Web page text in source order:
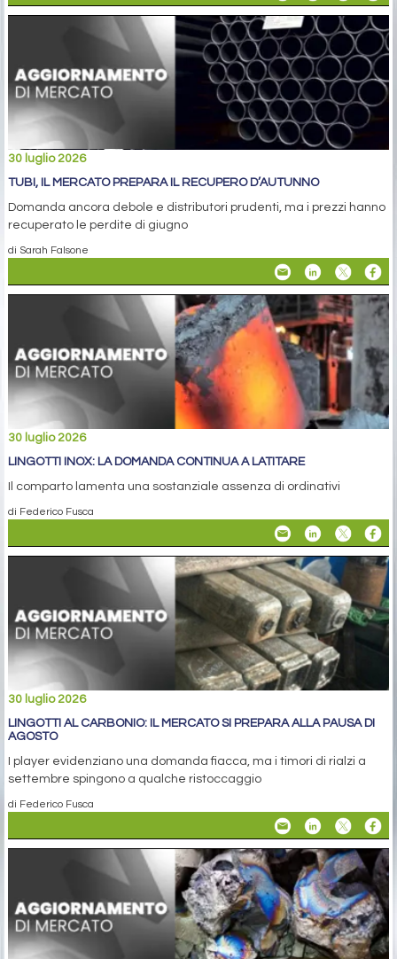
30 luglio 2026
TUBI, IL MERCATO PREPARA IL RECUPERO D’AUTUNNO
Domanda ancora debole e distributori prudenti, ma i prezzi hanno
recuperato le perdite di giugno
di Sarah Falsone
30 luglio 2026
LINGOTTI INOX: LA DOMANDA CONTINUA A LATITARE
Il comparto lamenta una sostanziale assenza di ordinativi
di Federico Fusca
30 luglio 2026
LINGOTTI AL CARBONIO: IL MERCATO SI PREPARA ALLA PAUSA DI
AGOSTO
I player evidenziano una domanda fiacca, ma i timori di rialzi a
settembre spingono a qualche ristoccaggio
di Federico Fusca